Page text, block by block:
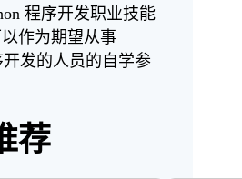
程序开发职业技能
作为期望从事
开发的人员的自学参
荐